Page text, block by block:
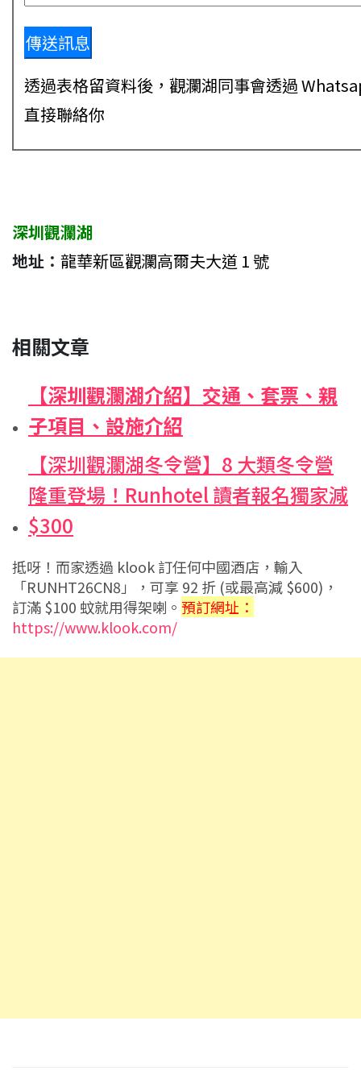
透過表格留資料後，觀瀾湖同事會透過
直接聯絡你
深圳觀瀾湖
地址： 龍華新區觀瀾高爾夫大道 1 號
相關文章
【深圳觀瀾湖介紹】交通、套票、親
子項目、設施介紹
【深圳觀瀾湖冬令營】8 大類冬令營
隆重登場！Runhotel 讀者報名獨家減
$300
抵呀！而家透過 klook 訂任何中國酒店，輸入
「RUNHT26CN8」，可享 92 折 (或最高減 $600)，
訂滿 $100 蚊就用得架喇。 預訂網址：
https://www.klook.com/